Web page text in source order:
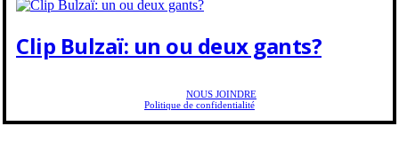
Clip Bulzaï: un ou deux gants?
NOUS JOINDRE
Politique de confidentialité